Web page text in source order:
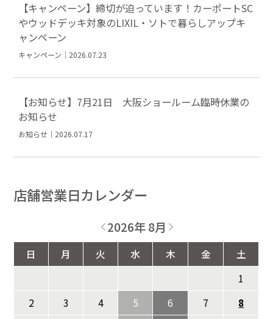
【キャンペーン】締切が迫っています！カーポートSC
やウッドデッキ対象のLIXIL・ソトで暮らしアップキ
ャンペーン
キャンペーン｜2026.07.23
【お知らせ】7月21日 大阪ショールーム臨時休業の
お知らせ
お知らせ｜2026.07.17
店舗営業日カレンダー
2026年 8月
日 月 火 水 木 金
土
1
2
3 4 5 6 7
8